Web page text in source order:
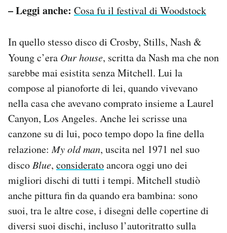
– Leggi anche: Cosa fu il festival di Woodstock
In quello stesso disco di Crosby, Stills, Nash &
Young c’era Our house, scritta da Nash ma che non
sarebbe mai esistita senza Mitchell. Lui la
compose al pianoforte di lei, quando vivevano
nella casa che avevano comprato insieme a Laurel
Canyon, Los Angeles. Anche lei scrisse una
canzone su di lui, poco tempo dopo la fine della
relazione:My old man, uscita nel 1971 nel suo
disco Blue, consideratoancora oggi uno dei
migliori dischi di tutti i tempi. Mitchell studiò
anche pittura fin da quando era bambina: sono
suoi, tra le altre cose, i disegni delle copertine di
diversi suoi dischi, incluso l’autoritratto sulla